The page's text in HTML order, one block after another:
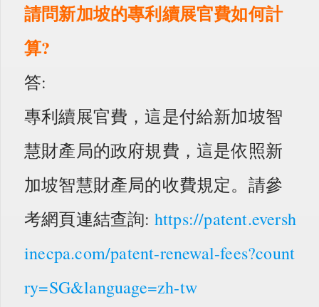
請問新加坡的專利續展官費如何計
算?
答:
專利續展官費，這是付給新加坡智
慧財產局的政府規費，這是依照新
加坡智慧財產局的收費規定。請參
考網頁連結查詢: https://patent.eversh
inecpa.com/patent-renewal-fees?count
ry=SG&language=zh-tw